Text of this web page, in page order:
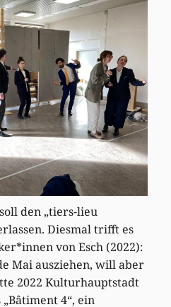
den „tiers-lieu
Diesmal trifft es
von Esch (2022):
Mai ausziehen, will aber
2022 Kulturhauptstadt
4“, ein